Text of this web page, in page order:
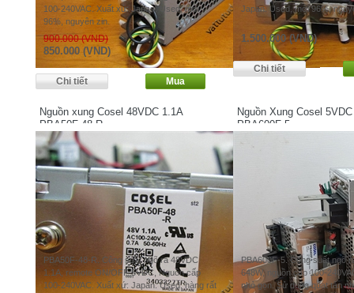
100-240VAC. Xuất xứ: Japan. Used, mới
96%, nguyên zin.
900.000 (VND)
850.000 (VND)
Japan. Used, mới 96%,
1.500.000 (VND)
Nguồn xung Cosel 48VDC 1.1A
PBA50F-48-R
PBA50F-48-R. Công suất ngõ ra 48VDC
1.1A, remote ON/OFF 5VDC, Nguồn cấp
100-240VAC. Xuất xứ: Japan. Used, hàng rất
Nguồn Xung Cosel
PBA600F-5
PBA600F-5. Công suất ngõ
648W, nguồn cấp 100-
nhỏ gọn. Sử dụng quạt tản